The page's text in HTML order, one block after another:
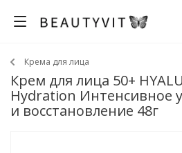
Крема для лица
Крем для лица 50+
Hydration Интенсивное
и восстановление 48г